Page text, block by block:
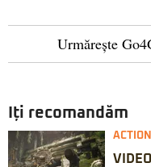
Urmărește
Iți recomandăm